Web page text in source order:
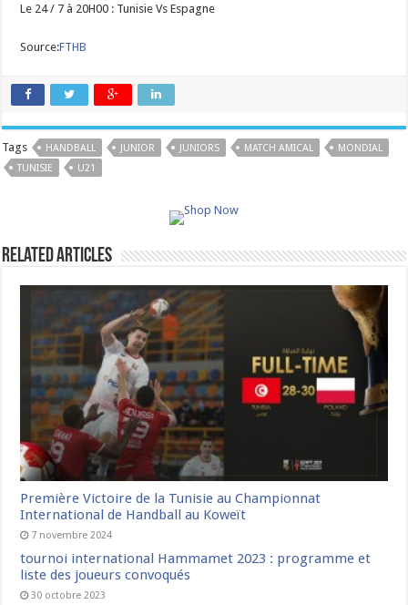
Le 24 / 7 à 20H00 : Tunisie Vs Espagne
Source:FTHB
Tags HANDBALL JUNIOR JUNIORS MATCH AMICAL
MONDIAL
TUNISIE
U21
Related Articles
Première Victoire de la Tunisie au Championnat
International de Handball au Koweït
7 novembre 2024
tournoi international Hammamet 2023 : programme et
liste des joueurs convoqués
30 octobre 2023